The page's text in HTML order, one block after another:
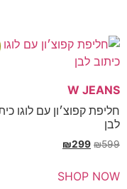
SALE
עם לוגו כיתוב
₪